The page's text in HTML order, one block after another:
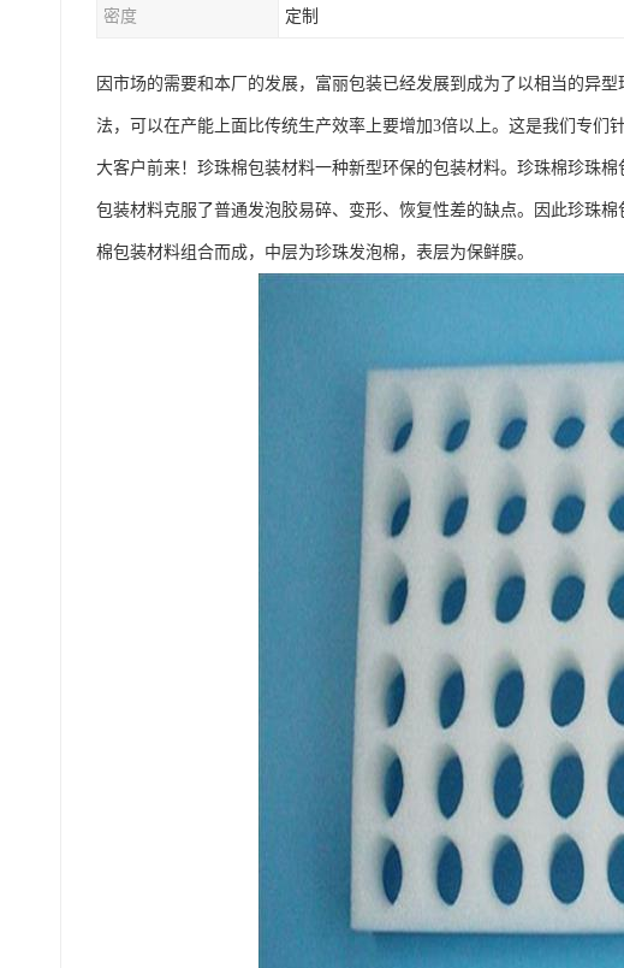
密度 定制
因市场的需要和本厂的发展，富丽包装已经发展到成为了以相当的异
法，可以在产能上面比传统生产效率上要增加3倍以上。这是我们专
大客户前来！珍珠棉包装材料一种新型环保的包装材料。珍珠棉珍珠
包装材料克服了普通发泡胶易碎、变形、恢复性差的缺点。因此珍珠
棉包装材料组合而成，中层为珍珠发泡棉，表层为保鲜膜。